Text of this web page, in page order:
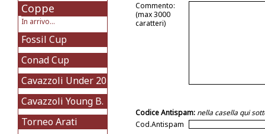
Coppe
In arrivo...
Fossil Cup
Conad Cup
Cavazzoli Under 20
Cavazzoli Young B.
Torneo Arati
Commento:
(max 3000
caratteri)
Codice Antispam: nella casella qui
Cod.Antispam